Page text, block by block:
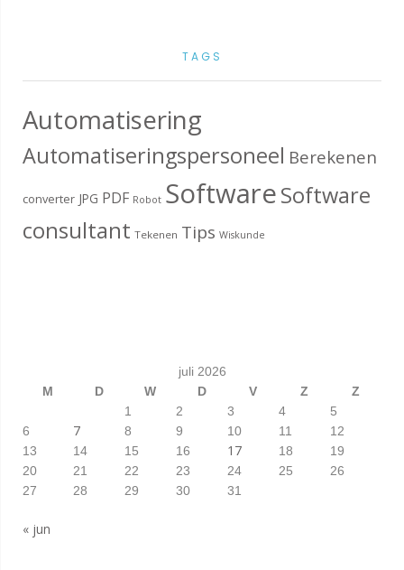
TAGS
Automatisering
Automatiseringspersoneel Berekenen
converter JPG PDF Robot SoftwareSoftware
consultant Tekenen Tips Wiskunde
juli 2026
M
D W D V Z
Z
1
2 3 4
5
6
7 8 9 10 11
12
13
14 15 16 17 18
19
20
21 22 23 24 25
26
27
28 29 30 31
« jun